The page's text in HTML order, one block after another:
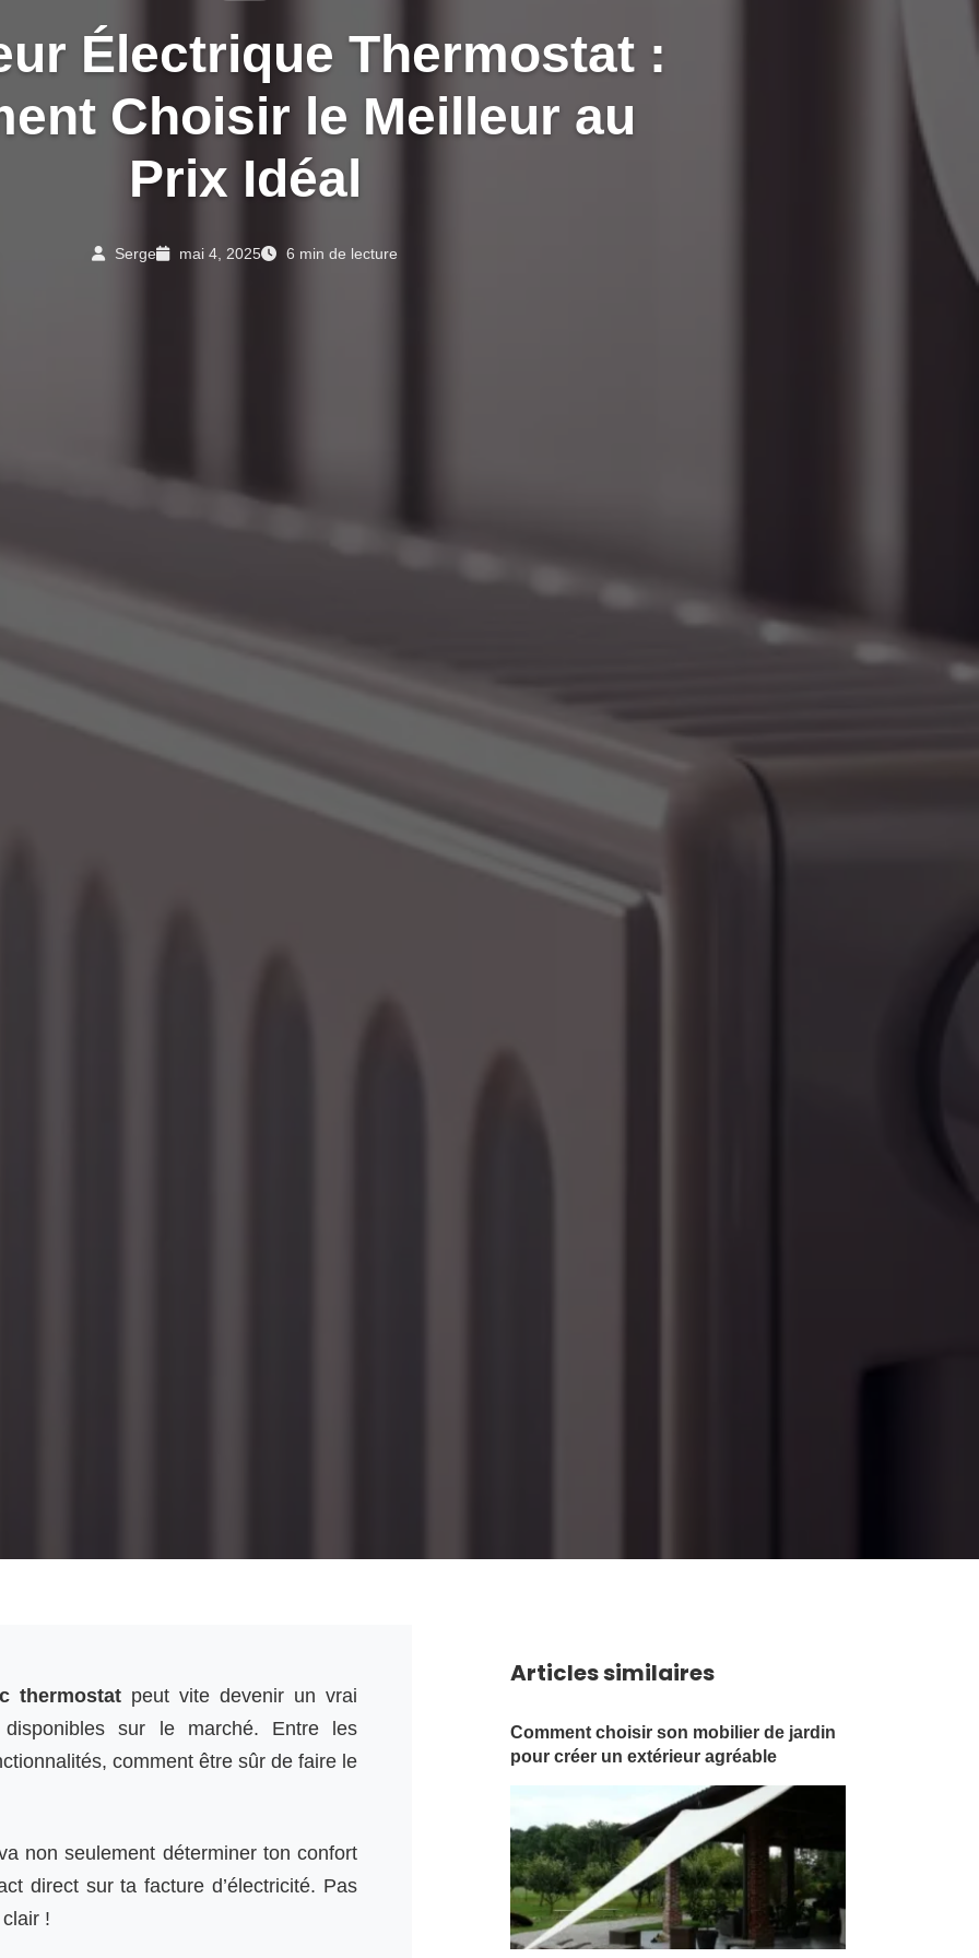
Électrique Thermostat :
Choisir le Meilleur au
Prix Idéal
Serge mai 4, 2025 6 min de lecture
thermostatpeut vite devenir un vrai
sur le marché. Entre les
comment être sûr de faire le
non seulement déterminer ton confort
direct sur ta facture d’électricité. Pas
!
Articles similaires
Comment choisir son mobilier de jardin
pour créer un extérieur agréable